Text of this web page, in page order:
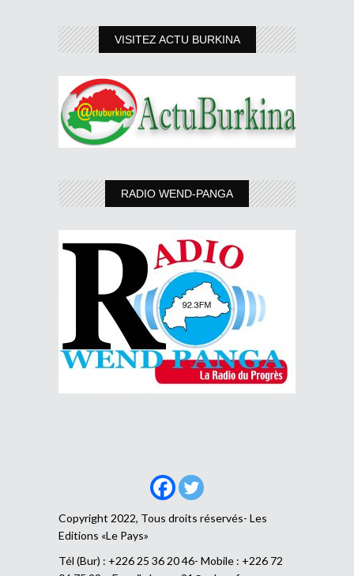
VISITEZ ACTU BURKINA
RADIO WEND-PANGA
Copyright 2022, Tous droits réservés- Les
Editions «Le Pays»
Tél (Bur) : +226 25 36 20 46- Mobile : +226 72